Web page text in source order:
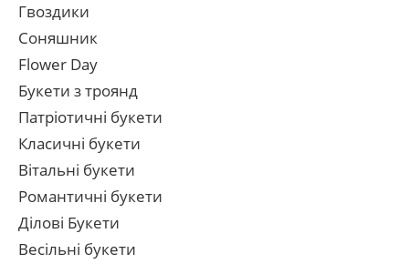
Гвоздики
Соняшник
Flower Day
Букети з троянд
Патріотичні букети
Класичні букети
Вітальні букети
Романтичні букети
Ділові Букети
Весільні букети